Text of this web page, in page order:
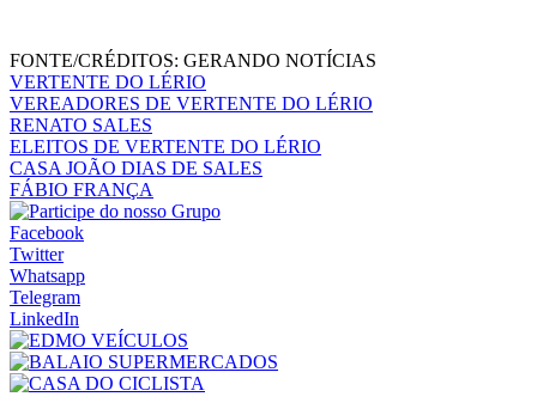
FONTE/CRÉDITOS: GERANDO NOTÍCIAS
VERTENTE DO LÉRIO
VEREADORES DE VERTENTE DO LÉRIO
RENATO SALES
ELEITOS DE VERTENTE DO LÉRIO
CASA JOÃO DIAS DE SALES
FÁBIO FRANÇA
Facebook
Twitter
Whatsapp
Telegram
LinkedIn